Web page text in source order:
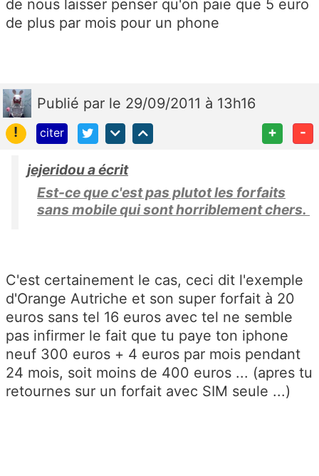
de nous laisser penser qu'on paie que 5 euro
de plus par mois pour un phone
Publié par le 29/09/2011 à 13h16
!
citer + -
jejeridou a écrit
Est-ce que c'est pas plutot les forfaits
sans mobile qui sont horriblement chers.
C'est certainement le cas, ceci dit l'exemple
d'Orange Autriche et son super forfait à 20
euros sans tel 16 euros avec tel ne semble
pas infirmer le fait que tu paye ton iphone
neuf 300 euros + 4 euros par mois pendant
24 mois, soit moins de 400 euros ... (apres tu
retournes sur un forfait avec SIM seule ...)